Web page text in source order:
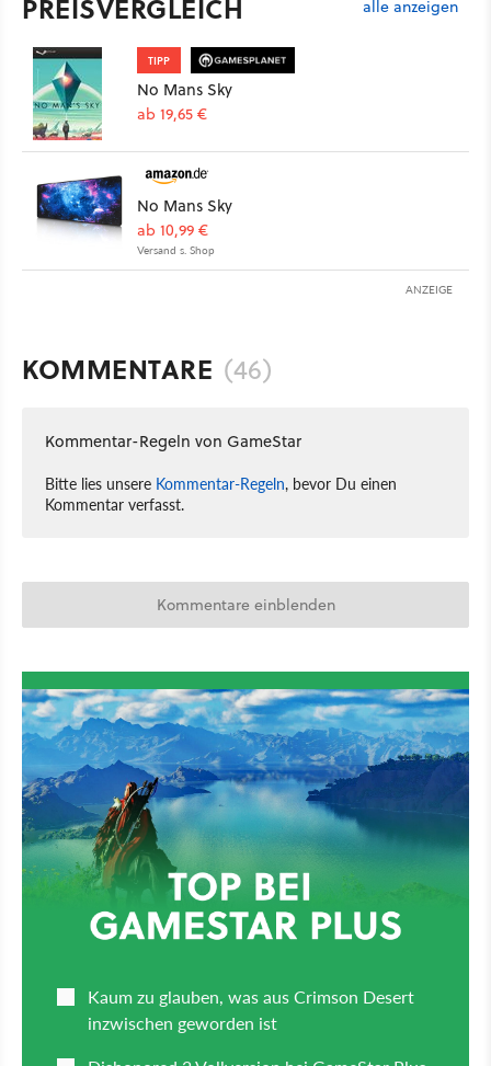
PREISVERGLEICH alle anzeigen
TIPP
No Mans Sky
ab 19,65 €
No Mans Sky
ab 10,99 €
Versand s. Shop
ANZEIGE
KOMMENTARE (46)
Kommentar-Regeln von GameStar
Bitte lies unsere Kommentar-Regeln, bevor Du einen
Kommentar verfasst.
Kommentare einblenden